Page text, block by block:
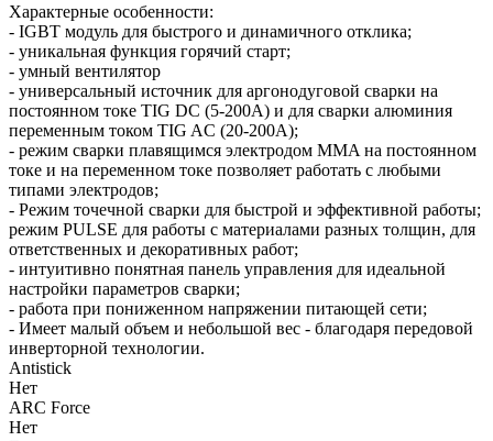
Характерные особенности:
- IGBT модуль для быстрого и динамичного отклика;
- уникальная функция горячий старт;
- умный вентилятор
- универсальный источник для аргонодуговой сварки на
постоянном токе TIG DC (5-200А) и для сварки алюминия
переменным током TIG AС (20-200А);
- режим сварки плавящимся электродом MMA на постоянном
токе и на переменном токе позволяет работать с любыми
типами электродов;
- Режим точечной сварки для быстрой и эффективной работы;
режим PULSE для работы с материалами разных толщин, для
ответственных и декоративных работ;
- интуитивно понятная панель управления для идеальной
настройки параметров сварки;
- работа при пониженном напряжении питающей сети;
- Имеет малый объем и небольшой вес - благодаря передовой
инверторной технологии.
Antistick
Нет
ARC Force
Нет